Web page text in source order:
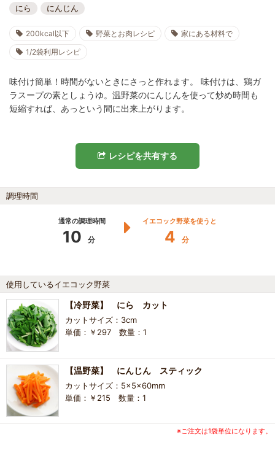
にら にんじん
200kcal以下 野菜とお肉レシピ
家にある材料で
1/2袋利用レシピ
味付け簡単！時間がないときにさっと作れます。 味付けは、鶏ガ
ラスープの素としょうゆ。温野菜のにんじんを使って炒め時間も
短縮すれば、あっという間に出来上がります。
レシピを共有する
調理時間
通常の調理時間
10 分
イエコック野菜を使うと
4 分
使用しているイエコック野菜
【冷野菜】 にら カット
カットサイズ：3cm
単価：￥297 数量：1
【温野菜】 にんじん スティック
カットサイズ：5×5×60mm
単価：￥215 数量：1
※ご注文は1袋単位になります。